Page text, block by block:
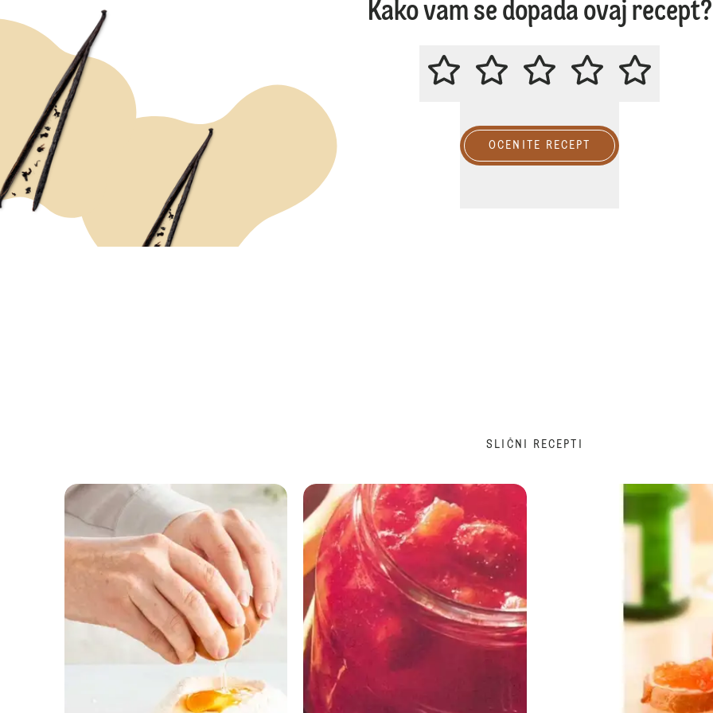
Kako vam se dopada ovaj recept?
MOLIMO DA OCENITE OVAJ
OCENITE RECEPT
SLIČNI RECEPTI
Džem od kajsija sa makom